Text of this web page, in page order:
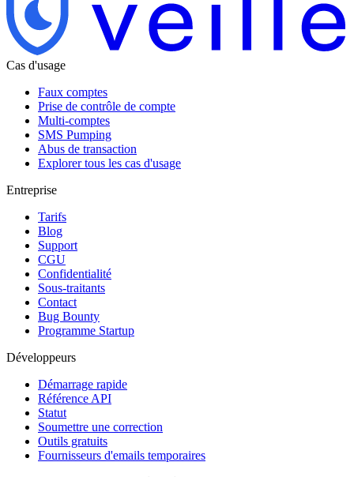
Cas d'usage
Faux comptes
Prise de contrôle de compte
Multi-comptes
SMS Pumping
Abus de transaction
Explorer tous les cas d'usage
Entreprise
Tarifs
Blog
Support
CGU
Confidentialité
Sous-traitants
Contact
Bug Bounty
Programme Startup
Développeurs
Démarrage rapide
Référence API
Statut
Soumettre une correction
Outils gratuits
Fournisseurs d'emails temporaires